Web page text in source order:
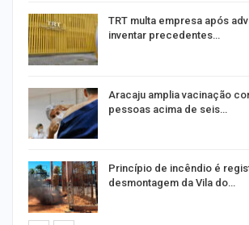
TRT multa empresa após
inventar precedentes…
Aracaju amplia vacinação
pessoas acima de seis…
Princípio de incêndio é
desmontagem da Vila do…